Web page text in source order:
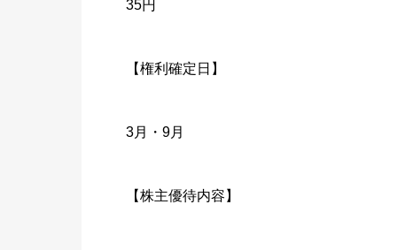
35円
【権利確定日】
3月・9月
【株主優待内容】